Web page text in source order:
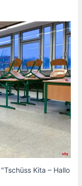
Kita – Hallo